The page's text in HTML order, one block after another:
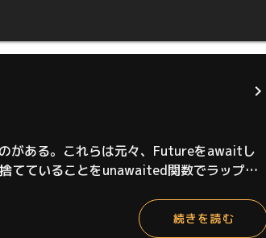
ある。これらは元々、Futureをawaitし
てていることをunawaited関数でラップし
続きを読む